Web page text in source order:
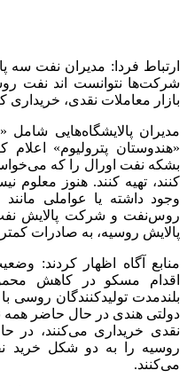
ارتباط فردا: مدیران نفت سه
شرکت‌ها نتوانست‌ اند نفت
بازار معاملات نقدی، خریداری
مدیران پالایشگاه‌هایی شامل
بشکه نفت اورال را که
کنند، تهیه کنند. هنوز
وجود داشته یا عواملی
روس‌نفت و شرکت پالایش نفت
پالایش روسیه، به صادرات
منابع آگاه اظهار کردند:
اقدام مسکو در کاهش
بلندمدت تولیدکنندگان روسی
دولتی هندی در حال حاضر همه
نقدی خریداری می‌کنند،
روسیه را به دو شکل خرید
می‌کنند.